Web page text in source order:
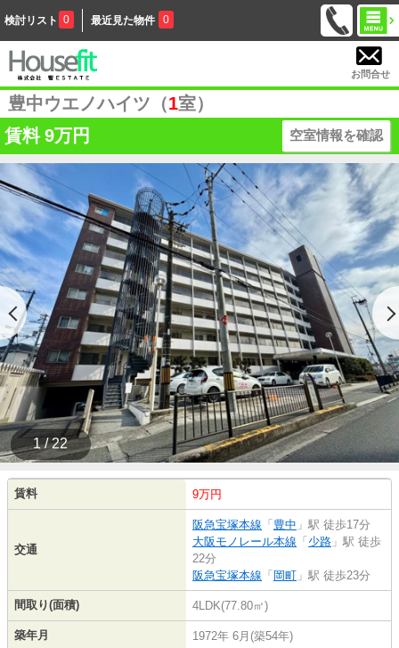
検討リスト 0 最近見た物件 0
お問合せ
豊中ウエノハイツ（1室）
賃料 9万円 空室情報を確認
1 / 22
賃料 9万円
交通
阪急宝塚本線 「 豊中 」駅 徒歩17分
大阪モノレール本線 「 少路 」駅 徒歩
22分
阪急宝塚本線 「 岡町 」駅 徒歩23分
間取り(面積) 4LDK(77.80㎡)
築年月 1972年 6月(築54年)